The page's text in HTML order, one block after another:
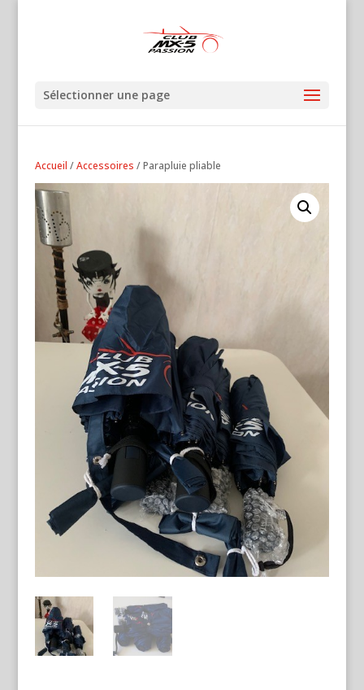
Sélectionner une page
Accueil /Accessoires / Parapluie pliable